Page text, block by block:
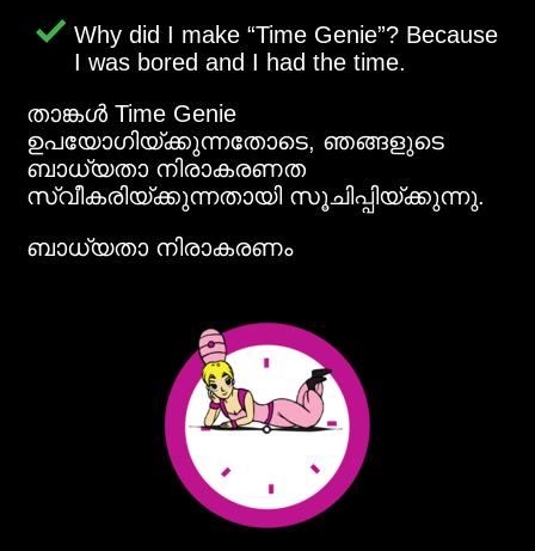
Why did I make Time Genie ? Because
I was bored and I had the time.
താങ്കള്‍ Time Genie
ഉപയോഗിയ്ക്കുന്നതോടെ, ഞങ്ങളുടെ
ബാധ്യതാ നിരാകരണത
സ്വീകരിയ്ക്കുന്നതായി സൂചിപ്പിയ്ക്കുന്നു.
ബാധ്യതാ നിരാകരണം